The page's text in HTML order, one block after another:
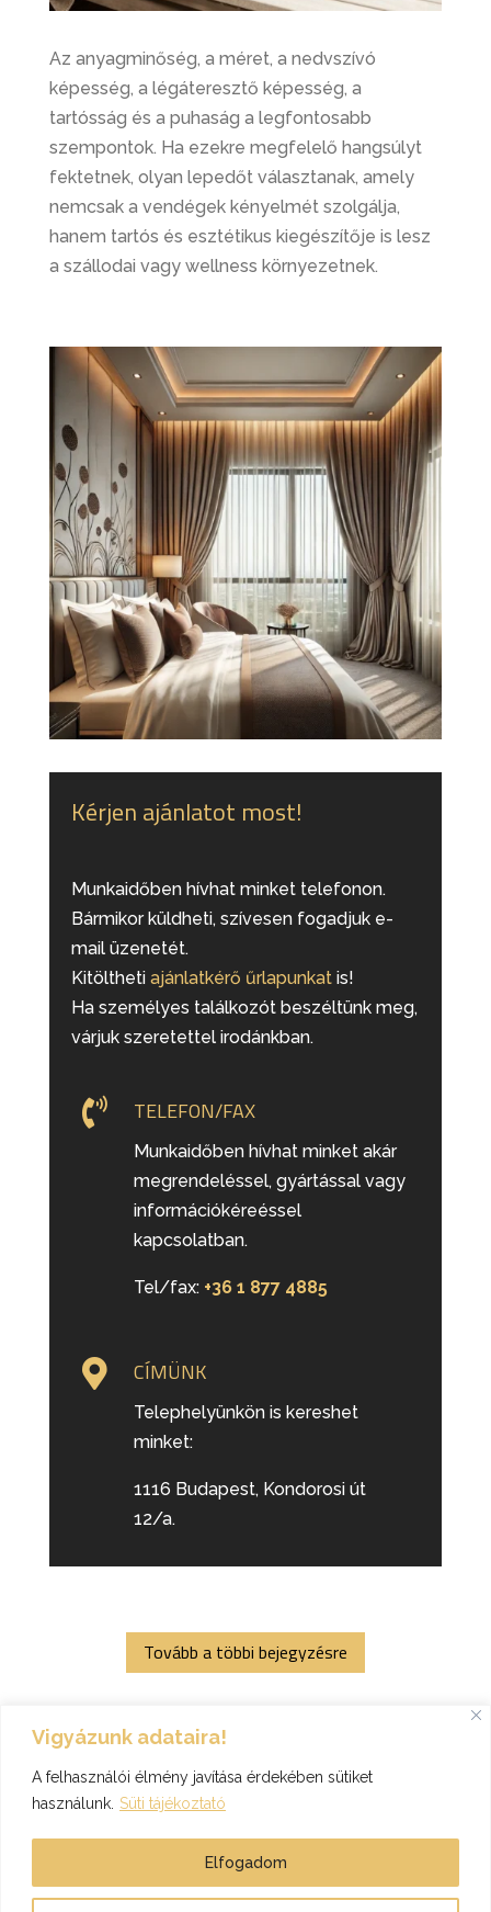
Vigyázunk adataira!
A felhasználói élmény javítása érdekében sütiket
használunk. Süti tájékoztató
Elfogadom
Az anyagminőség, a méret, a nedvszívó
képesség, a légáteresztő képesség, a
tartósság és a puhaság a legfontosabb
szempontok. Ha ezekre megfelelő hangsúlyt
fektetnek, olyan lepedőt választanak, amely
nemcsak a vendégek kényelmét szolgálja,
hanem tartós és esztétikus kiegészítője is lesz
a szállodai vagy wellness környezetnek.
Kérjen ajánlatot most!
Munkaidőben hívhat minket telefonon.
Bármikor küldheti, szívesen fogadjuk e-
mail üzenetét.
Kitöltheti ajánlatkérő űrlapunkatis!
Ha személyes találkozót beszéltünk meg,
várjuk szeretettel irodánkban.
 TELEFON/FAX
Munkaidőben hívhat minket akár
megrendeléssel, gyártással vagy
információkéreéssel
kapcsolatban.
Tel/fax: +36 1 877 4885
 CÍMÜNK
Telephelyünkön is kereshet
minket:
1116 Budapest, Kondorosi út
12/a.
Tovább a többi bejegyzésre
T-Mix 2003. Kft. honlapja - Minden jog fenntartva! - 2026.